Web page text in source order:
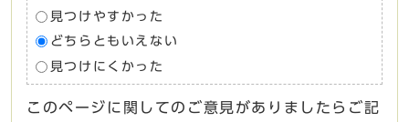
見つけやすかった
どちらともいえない
見つけにくかった
このページに関してのご意見がありましたらご記